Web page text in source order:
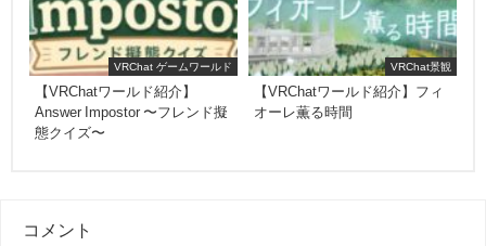
VRChat ゲームワールド
【VRChatワールド紹介】
Answer Impostor 〜フレンド擬
態クイズ〜
VRChat景観
【VRChatワールド紹介】フィ
オーレ薫る時間
コメント